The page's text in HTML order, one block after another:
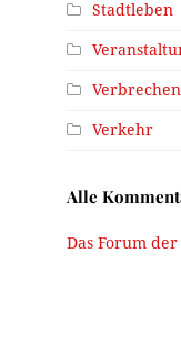
Stadtleben
Verbrechen
Verkehr
Alle
Das Forum